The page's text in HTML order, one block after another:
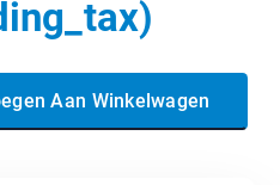
Aan Winkelwagen